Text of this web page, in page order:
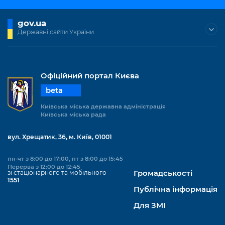
Kyiv International Relations
Річні звіти
Безбар'єрність
Київська міська військова адміністрація
Безбар'єрність
Міський застосунок Київ Цифровий
Важливе під час воєнного стану
Уряд» – місцевий рівень»
Важливе під час воєнного стану
Про відкриті дані
Портал даних Києва
gov.ua
Державні сайти України
Офіційний портал Києва
beta
Київська міська державна адміністрація
Київська міська рада
вул. Хрещатик, 36, м. Київ, 01001
пн-чт з 8:00 до 17:00, пт з 8:00 до 15:45
Перерва з 12:00 до 12:45
зі стаціонарного та мобільного
1551
Громадськості
Публічна інформація
Для ЗМІ